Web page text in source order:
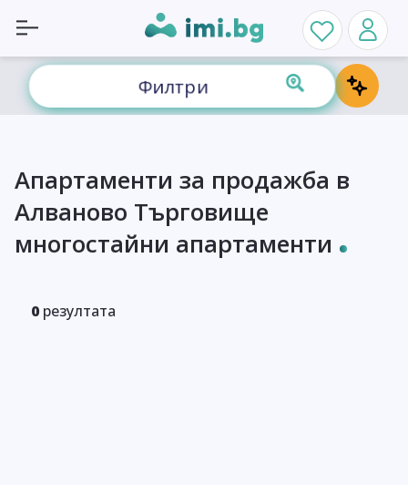
Филтри
Апартаменти за продажба в
Алваново Търговище
многостайни апартаменти
0 резултата